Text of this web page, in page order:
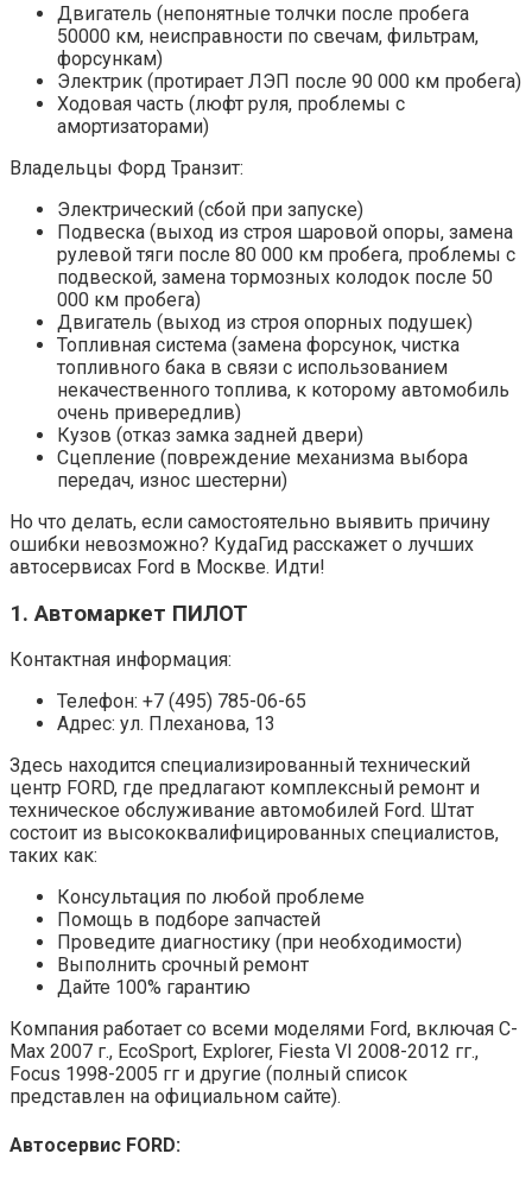
Двигатель (непонятные толчки после пробега
50000 км, неисправности по свечам, фильтрам,
форсункам)
Электрик (протирает ЛЭП после 90 000 км пробега)
Ходовая часть (люфт руля, проблемы с
амортизаторами)
Владельцы Форд Транзит:
Электрический (сбой при запуске)
Подвеска (выход из строя шаровой опоры, замена
рулевой тяги после 80 000 км пробега, проблемы с
подвеской, замена тормозных колодок после 50
000 км пробега)
Двигатель (выход из строя опорных подушек)
Топливная система (замена форсунок, чистка
топливного бака в связи с использованием
некачественного топлива, к которому автомобиль
очень привередлив)
Кузов (отказ замка задней двери)
Сцепление (повреждение механизма выбора
передач, износ шестерни)
Но что делать, если самостоятельно выявить причину
ошибки невозможно? КудаГид расскажет о лучших
автосервисах Ford в Москве. Идти!
1. Автомаркет ПИЛОТ
Контактная информация:
Телефон: +7 (495) 785-06-65
Адрес: ул. Плеханова, 13
Здесь находится специализированный технический
центр FORD, где предлагают комплексный ремонт и
техническое обслуживание автомобилей Ford. Штат
состоит из высококвалифицированных специалистов,
таких как:
Консультация по любой проблеме
Помощь в подборе запчастей
Проведите диагностику (при необходимости)
Выполнить срочный ремонт
Дайте 100% гарантию
Компания работает со всеми моделями Ford, включая C-
Max 2007 г., EcoSport, Explorer, Fiesta VI 2008-2012 гг.,
Focus 1998-2005 гг и другие (полный список
представлен на официальном сайте).
Автосервис FORD: